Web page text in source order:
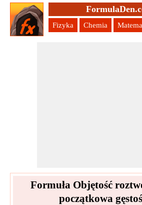
Fizyka Chemia
Formuła Objętość
początkowa